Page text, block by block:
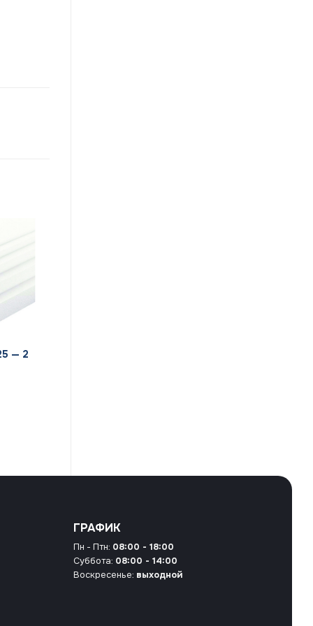
— 2
ГРАФИК
Пн - Птн: 08:00 - 18:00
Суббота: 08:00 - 14:00
Воскресенье: выходной